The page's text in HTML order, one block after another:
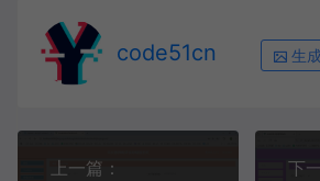
code51cn 生
上一篇：
下